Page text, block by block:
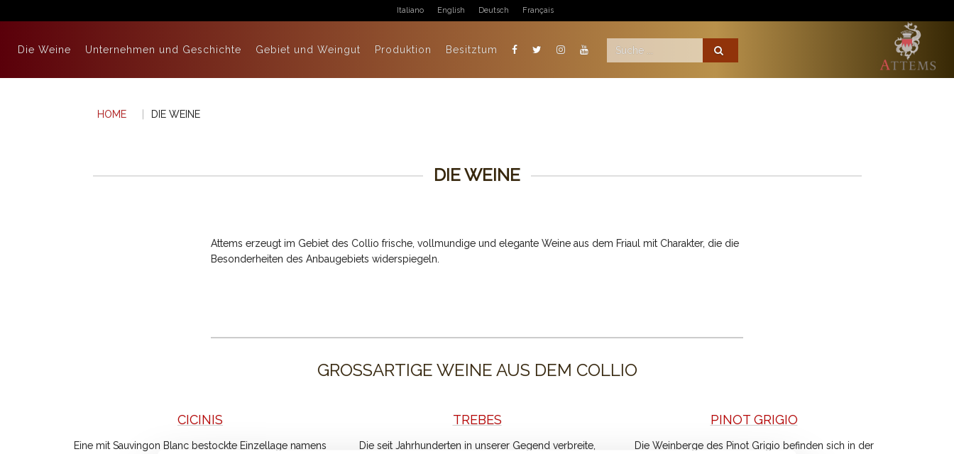
Italiano English Deutsch Français
Die Weine Unternehmen und Geschichte Gebiet und Weingut Produktion Besitztum
HOME DIE WEINE
DIE WEINE
Attems erzeugt im Gebiet des Collio frische, vollmundige und elegante Weine aus dem Friaul mit Charakter, die die
Besonderheiten des Anbaugebiets widerspiegeln.
GROSSARTIGE WEINE AUS DEM COLLIO
CICINIS
Eine mit Sauvingon Blanc bestockte Einzellage namens
TREBES
Die seit Jahrhunderten in unserer Gegend verbreite,
PINOT GRIGIO
Die Weinberge des Pinot Grigio befinden sich in der